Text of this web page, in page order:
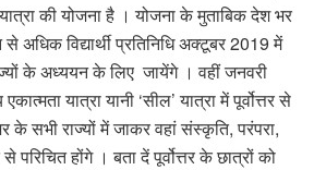
की योजना है । योजना के मुताबिक देश भर
अधिक विद्यार्थी प्रतिनिधि अक्टूबर 2019 में
के अध्ययन के लिए जायेंगे । वहीं जनवरी
यात्रा यानी ‘सील’ यात्रा में पूर्वोत्तर से
के सभी राज्यों में जाकर वहां संस्कृति, परंपरा,
परिचित होंगे । बता दें पूर्वोत्तर के छात्रों को